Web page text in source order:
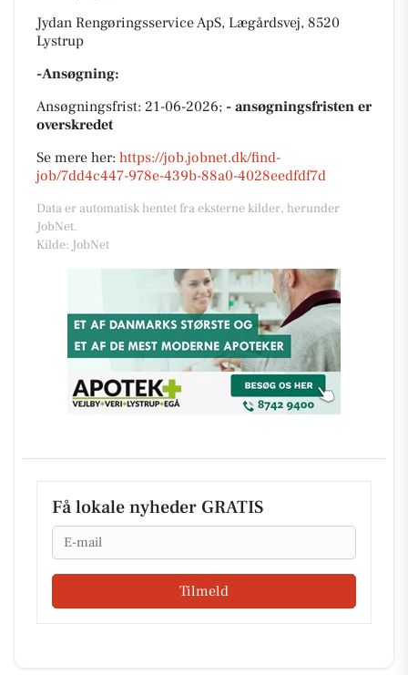
Jydan Rengøringsservice ApS, Lægårdsvej, 8520
Lystrup
-Ansøgning:
Ansøgningsfrist: 21-06-2026; - ansøgningsfristen er
overskredet
Se mere her: https://job.jobnet.dk/find-
job/7dd4c447-978e-439b-88a0-4028eedfdf7d
Data er automatisk hentet fra eksterne kilder, herunder
JobNet.
Kilde: JobNet
Få lokale nyheder GRATIS
Email
Tilmeld